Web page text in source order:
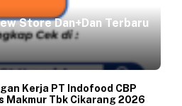
Store Dan+Dan Terbaru
Kerja PT Indofood CBP
Makmur Tbk Cikarang 2026